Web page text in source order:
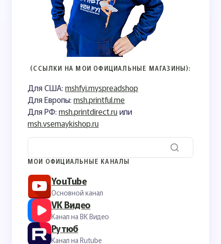
(ССЫЛКИ НА МОИ ОФИЦИАЛЬНЫЕ МАГАЗИНЫ):
Для США: mshfyi.myspreadshop
Для Европы: msh.printful.me
Для РФ: msh.printdirect.ruили
msh.vsemaykishop.ru
МОИ ОФИЦИАЛЬНЫЕ КАНАЛЫ
YouTube
Основной канал
VK Видео
Канал на ВК Видео
Рутюб
Канал на Rutube